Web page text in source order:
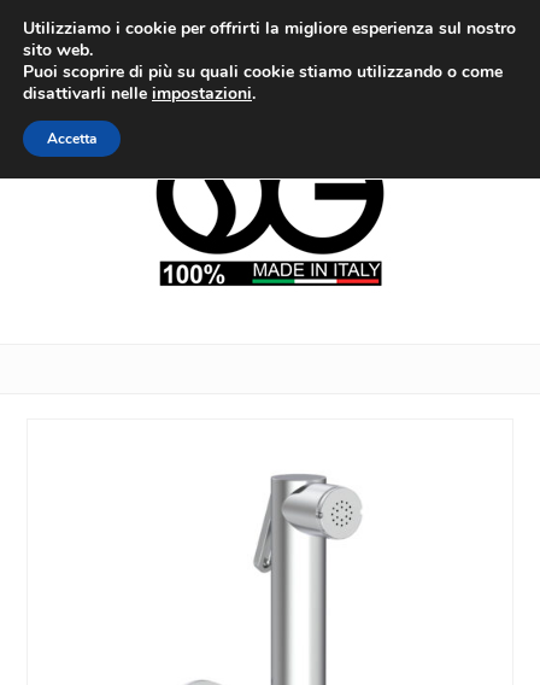
Utilizziamo i cookie per offrirti la migliore esperienza sul nostro
sito web.
Puoi scoprire di più su quali cookie stiamo utilizzando o come
disattivarli nelle impostazioni.
Accetta